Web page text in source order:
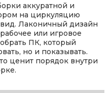
аккуратной и
на циркуляцию
Лаконичный дизайн
или игровое
ПК, который
но и показывать.
ценит порядок внутри